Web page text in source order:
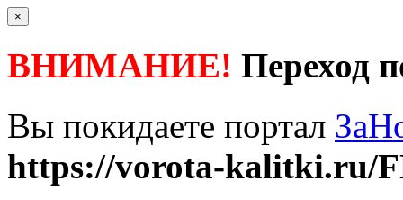
×
ВНИМАНИЕ! Переход
Вы покидаете портал
https://vorota-kalitki.ru/